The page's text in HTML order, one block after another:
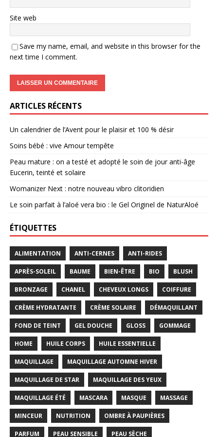
Site web
Save my name, email, and website in this browser for the
next time I comment.
ARTICLES RÉCENTS
Un calendrier de l’Avent pour le plaisir et 100 % désir
Soins bébé : vive Amour tempête
Peau mature : on a testé et adopté le soin de jour anti-âge
Eucerin, teinté et solaire
Womanizer Next : notre nouveau vibro clitoridien
Le soin parfait à l’aloé vera bio : le Gel Originel de NaturAloé
ÉTIQUETTES
ALIMENTATION ANTI-CERNES ANTI-RIDES
APRÈS-SOLEIL BAUME BIEN-ÊTRE BIO BLUSH
BRONZAGE CHANEL CHEVEUX LONGS COIFFURE
CRÈME HYDRATANTE CRÈME SOLAIRE DÉMAQUILLANT
FOND DE TEINT GEL DOUCHE GLOSS GOMMAGE
HOME HUILE CORPS HUILE ESSENTIELLE
MAQUILLAGE MAQUILLAGE AUTOMNE HIVER
MAQUILLAGE DE STAR MAQUILLAGE DES YEUX
MAQUILLAGE ÉTÉ MASCARA MASQUE MASSAGE
MINCEUR NUTRITION OMBRE À PAUPIÈRES
PARFUM PEAU SENSIBLE PEAU SÈCHE